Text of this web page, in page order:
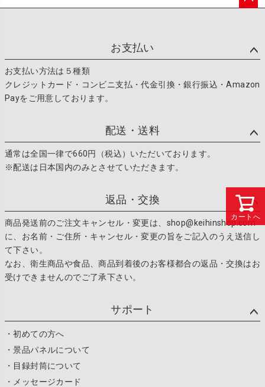
カートへ
お支払い
お支払い方法は５種類
クレジットカード・コンビニ支払・代金引換・銀行振込・Amazon
Payをご用意しております。
配送・送料
通常は全国一律で660円（税込）いただいております。
※配送は日本国内のみとさせていただきます。
返品・交換
商品発送前のご注文キャンセル・変更は、shop@keihinshop.com
に、お名前・ご住所・キャンセル・変更の旨をご記入のうえ送信し
て下さい。
なお、衛生商品や食品、商品到着後のお客様都合の返品・交換はお
受けできませんのでご了承下さい。
サポート
・初めての方へ
・景品パネルについて
・目録封筒について
・メッセージカード